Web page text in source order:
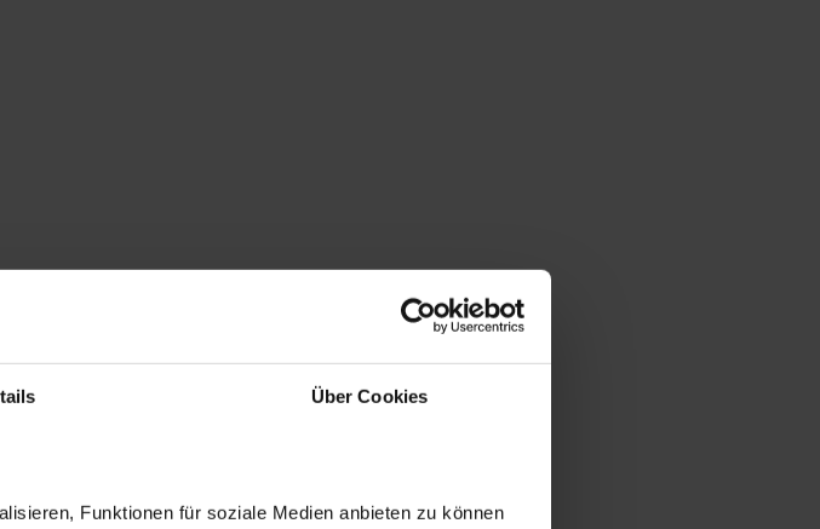
Über Cookies
Funktionen für soziale Medien anbieten zu können